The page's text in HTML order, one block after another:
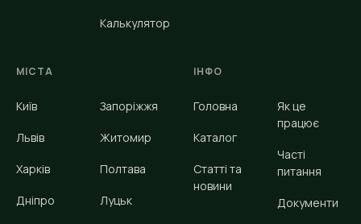
Калькулятор
МІСТА
Київ
Львів
Харків
Дніпро
Запоріжжя
Житомир
Полтава
Луцьк
ІНФО
Головна
Каталог
Статті та
новини
Як це
працює
Часті
питання
Документи